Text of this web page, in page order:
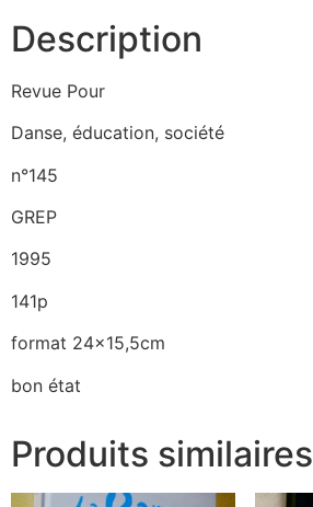
Description
Revue Pour
Danse, éducation, société
n°145
GREP
1995
141p
format 24×15,5cm
bon état
Produits similaires